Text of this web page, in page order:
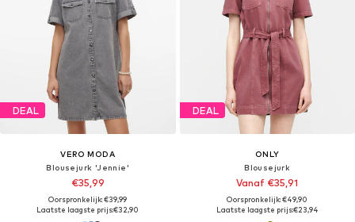
DEAL
VERO MODA
Blousejurk 'Jennie'
€35,99
Oorspronkelijk: €39,99
Laatste laagste prijs:€32,90
DEAL
ONLY
Blousejurk
Vanaf €35,91
Oorspronkelijk: €49,90
Laatste laagste prijs:€23,94